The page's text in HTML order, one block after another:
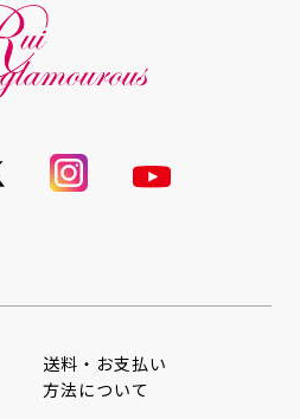
送料・お支払い
方法について